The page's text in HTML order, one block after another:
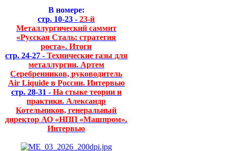
В номере:
стр. 10-23 - 23-й
Металлургический саммит
«Русская Сталь: стратегия
роста». Итоги
стр. 24-27 - Технические газы для
металлургии. Артем
Серебренников, руководитель
Air Liquide в России. Интервью
стр. 28-31 - На стыке теории и
практики. Александр
Котельников, генеральный
директор АО «НПП «Машпром».
Интервью